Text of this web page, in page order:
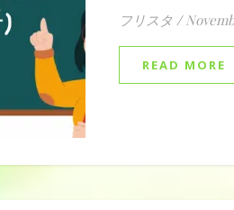
フリスタ /
READ MORE